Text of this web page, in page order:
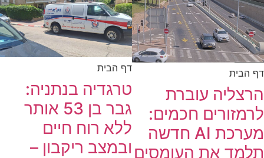
דף הבית
הרצליה עוברת
לרמזורים חכמים:
מערכת AI חדשה
תלמד את העומסים
דף הבית
טרגדיה בנתניה:
גבר בן 53 אותר
ללא רוח חיים
ובמצב ריקבון –